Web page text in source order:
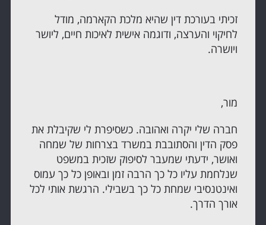
זכיתי בעורכת דין שהיא מלכת הקארמה, מודל
לחיקוי והערצה, ודוגמה אישית לאיכות חיים, ליושר
ויושרה.
מור,
חברה שלי יקרה ואהובה. כשסיפרת לי שקיבלת את
פסק הדין והסתובבת במשרד בצרחות של שמחה
ואושר, ידעתי שמעבר לסיפוק שזכית במשפט
שנלחמת עליו כל כך הרבה זמן ובאופן כל כך עמוס
ואינטנסיבי שמחת כל כך בשבילי. הרגשת אותי לכל
אורך הדרך.